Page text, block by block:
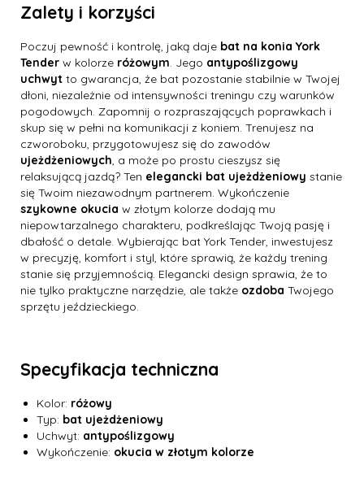
Zalety i korzyści
Poczuj pewność i kontrolę, jaką daje bat na konia York
Tender w kolorze różowym. Jego antypoślizgowy
uchwyt to gwarancja, że bat pozostanie stabilnie w Twojej
dłoni, niezależnie od intensywności treningu czy warunków
pogodowych. Zapomnij o rozpraszających poprawkach i
skup się w pełni na komunikacji z koniem. Trenujesz na
czworoboku, przygotowujesz się do zawodów
ujeżdżeniowych, a może po prostu cieszysz się
relaksującą jazdą? Ten elegancki bat ujeżdżeniowy stanie
się Twoim niezawodnym partnerem. Wykończenie
szykowne okucia w złotym kolorze dodają mu
niepowtarzalnego charakteru, podkreślając Twoją pasję i
dbałość o detale. Wybierając bat York Tender, inwestujesz
w precyzję, komfort i styl, które sprawią, że każdy trening
stanie się przyjemnością. Elegancki design sprawia, że to
nie tylko praktyczne narzędzie, ale także ozdoba Twojego
sprzętu jeździeckiego.
Specyfikacja techniczna
Kolor: różowy
Typ: bat ujeżdżeniowy
Uchwyt: antypoślizgowy
Wykończenie: okucia w złotym kolorze